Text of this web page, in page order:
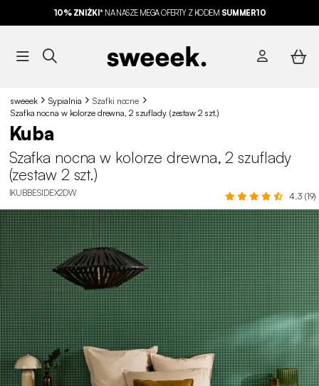
10% ZNIŻKI*NA NASZE MEGA OFERTY Z KODEM SUMMER10
sweeek Sypialnia
Szafki nocne
Szafka nocna w kolorze drewna, 2 szuflady (zestaw 2 szt.)
Kuba
Szafka nocna w kolorze drewna, 2 szuflady
(zestaw 2 szt.)
IKUBBESIDEX2DW 4.3 (19)